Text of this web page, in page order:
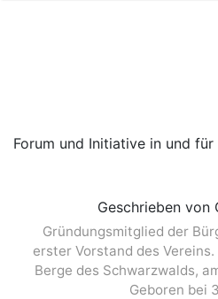
Forum und Initiative in und für
Geschrieben von
Gründungsmitglied der
erster Vorstand des
Berge des Schwarzwalds,
Geboren bei